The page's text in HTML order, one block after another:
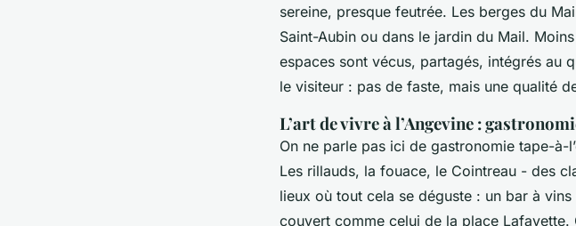
sereine, presque feutrée. Les berges du
Saint-Aubin ou dans le jardin du Mail.
espaces sont vécus, partagés, intégrés au
le visiteur : pas de faste, mais une qualité
L’art de vivre à l’Angevine :
On ne parle pas ici de gastronomie tape-à-
Les rillauds, la fouace, le Cointreau - des
lieux où tout cela se déguste : un bar à
couvert comme celui de la place